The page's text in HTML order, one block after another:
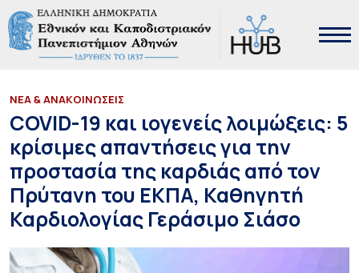
ΝΕΑ & ΑΝΑΚΟΙΝΩΣΕΙΣ
COVID-19 και ιογενείς λοιμώξεις: 5
κρίσιμες απαντήσεις για την
προστασία της καρδιάς από τον
Πρύτανη του ΕΚΠΑ, Καθηγητή
Καρδιολογίας Γεράσιμο Σιάσο